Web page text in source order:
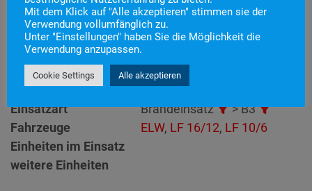
Einsatznummer
67
Einsatzstichwort
B3 – BMA
Einsatzort
Alarmierungszeitpunkt26. Oktober 2024 9:12
Einsatzdauer
37 Minuten
Einsatzart
Brandeinsatz
> B3
Fahrzeuge
ELW, LF 16/12, LF 10/6
Einheiten im Einsatz
weitere Einheiten
Mit dem Klick auf "Alle akzeptieren" stimmen sie der
Verwendung vollumfänglich zu.
Unter "Einstellungen" haben Sie die Möglichkeit die
Verwendung anzupassen.
Cookie Settings Alle akzeptieren